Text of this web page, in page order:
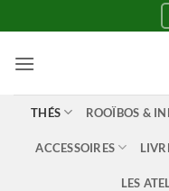
au
contenu
THÉS ROOÏBOS &
ACCESSOIRES
LES